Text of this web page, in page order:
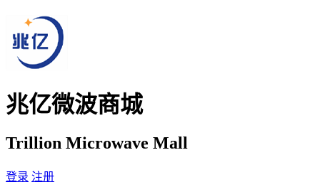
兆亿微波商城
Trillion Microwave Mall
登录 注册